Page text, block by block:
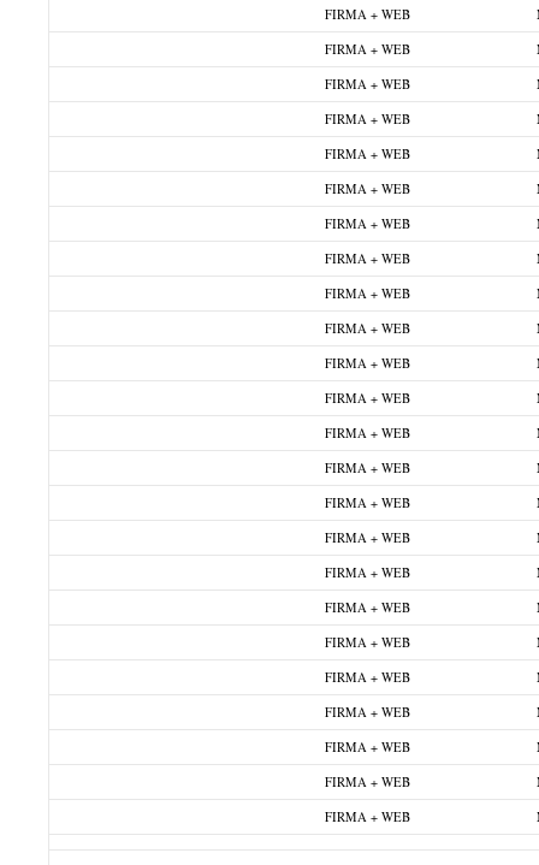
FIRMA + WEB
FIRMA + WEB
FIRMA + WEB
FIRMA + WEB
FIRMA + WEB
FIRMA + WEB
FIRMA + WEB
FIRMA + WEB
FIRMA + WEB
FIRMA + WEB
FIRMA + WEB
FIRMA + WEB
FIRMA + WEB
FIRMA + WEB
FIRMA + WEB
FIRMA + WEB
FIRMA + WEB
FIRMA + WEB
FIRMA + WEB
FIRMA + WEB
FIRMA + WEB
FIRMA + WEB
FIRMA + WEB
FIRMA + WEB